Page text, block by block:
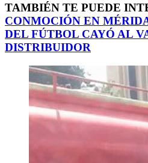
TAMBIÉN TE PUEDE
CONMOCIÓN EN
DEL FÚTBOL CAYÓ AL
DISTRIBUIDOR